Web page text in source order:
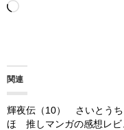
読
み
中…
関連
輝夜伝（10） さいとうち
ほ 推しマンガの感想レビ